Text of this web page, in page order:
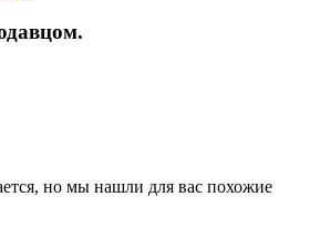
но мы нашли для вас похожие